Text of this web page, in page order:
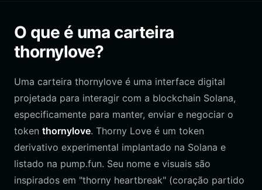
O que é uma carteira
thornylove?
Uma carteira thornylove é uma interface digital
projetada para interagir com a blockchain Solana,
especificamente para manter, enviar e negociar o
token thornylove. Thorny Love é um token
derivativo experimental implantado na Solana e
listado na pump.fun. Seu nome e visuais são
inspirados em "thorny heartbreak" (coração partido